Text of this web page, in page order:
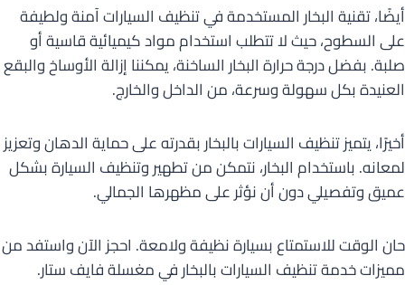
أيضًا، تقنية البخار المستخدمة في تنظيف السيارات آمنة ولطيفة
على السطوح، حيث لا تتطلب استخدام مواد كيميائية قاسية أو
صلبة. بفضل درجة حرارة البخار الساخنة، يمكننا إزالة الأوساخ والبقع
العنيدة بكل سهولة وسرعة، من الداخل والخارج.
أخيرًا، يتميز تنظيف السيارات بالبخار بقدرته على حماية الدهان وتعزيز
لمعانه. باستخدام البخار، نتمكن من تطهير وتنظيف السيارة بشكل
عميق وتفصيلي دون أن نؤثر على مظهرها الجمالي.
حان الوقت للاستمتاع بسيارة نظيفة ولامعة. احجز الآن واستفد من
مميزات خدمة تنظيف السيارات بالبخار في مغسلة فايف ستار.